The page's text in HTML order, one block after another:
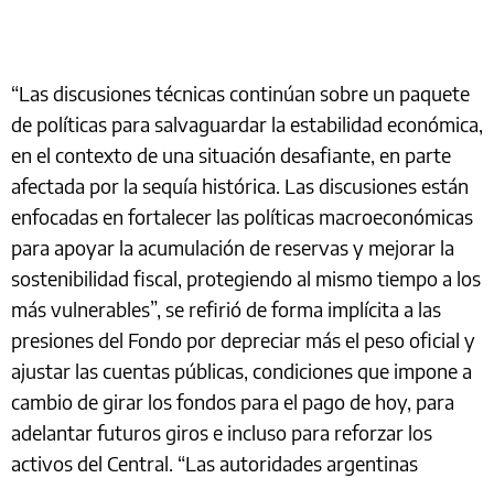
“Las discusiones técnicas continúan sobre un paquete
de políticas para salvaguardar la estabilidad económica,
en el contexto de una situación desafiante, en parte
afectada por la sequía histórica. Las discusiones están
enfocadas en fortalecer las políticas macroeconómicas
para apoyar la acumulación de reservas y mejorar la
sostenibilidad fiscal, protegiendo al mismo tiempo a los
más vulnerables”, se refirió de forma implícita a las
presiones del Fondo por depreciar más el peso oficial y
ajustar las cuentas públicas, condiciones que impone a
cambio de girar los fondos para el pago de hoy, para
adelantar futuros giros e incluso para reforzar los
activos del Central. “Las autoridades argentinas